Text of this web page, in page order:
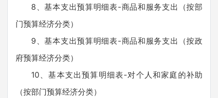
8、基本支出预算明细表-商品和服务支出（按部
门预算经济分类）
9、基本支出预算明细表-商品和服务支出（按政
府预算经济分类）
10、基本支出预算明细表-对个人和家庭的补助
（按部门预算经济分类）